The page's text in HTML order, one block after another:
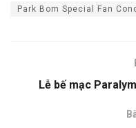
Park Bom Special Fan
Lễ bế mạc